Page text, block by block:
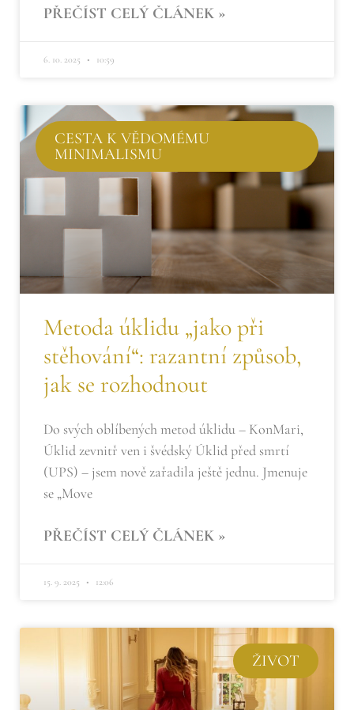
PŘEČÍST CELÝ ČLÁNEK »
6. 10. 2025 10:59
CESTA K VĚDOMÉMU
MINIMALISMU
Metoda úklidu „jako při
stěhování“: razantní způsob,
jak se rozhodnout
Do svých oblíbených metod úklidu – KonMari,
Úklid zevnitř ven i švédský Úklid před smrtí
(UPS) – jsem nově zařadila ještě jednu. Jmenuje
se „Move
PŘEČÍST CELÝ ČLÁNEK »
15. 9. 2025 12:06
ŽIVOT